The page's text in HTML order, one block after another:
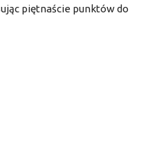
piętnaście punktów do